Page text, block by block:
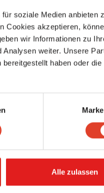
soziale Medien anbieten
Cookies akzeptieren,
wir Informationen zu
weiter. Unsere
haben oder die
Alle zulassen